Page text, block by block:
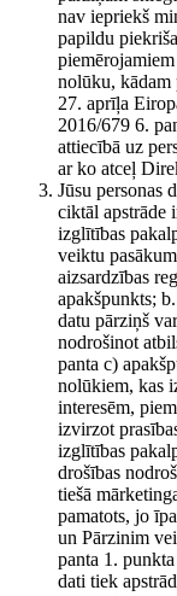
nav iepriekš
papildu
nolūku, kādam
27. aprīļa
2016/679 6.
attiecībā uz
ar ko atceļ
Jūsu personas
ciktāl apstrāde
izglītības
veiktu
aizsardzības
apakšpunkts;
datu pārziņš
nodrošinot
panta c)
nolūkiem, kas
interesēm,
izvirzot
izglītības
drošības
tiešā
pamatots, jo
un Pārzinim
panta 1.
dati tiek